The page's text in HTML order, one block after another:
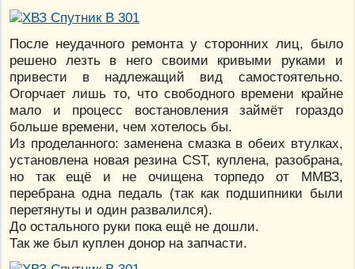
После неудачного ремонта у сторонних лиц, было
решено лезть в него своими кривыми руками и
привести в надлежащий вид самостоятельно.
Огорчает лишь то, что свободного времени крайне
мало и процесс востановления займёт гораздо
больше времени, чем хотелось бы.
Из проделанного: заменена смазка в обеих втулках,
установлена новая резина CST, куплена, разобрана,
но так ещё и не очищена торпедо от ММВЗ,
перебрана одна педаль (так как подшипники были
перетянуты и один развалился).
До остального руки пока ещё не дошли.
Так же был куплен донор на запчасти.